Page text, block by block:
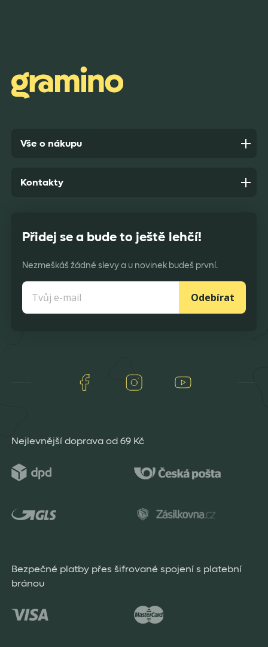
Anonym,před 10 dny
Vše o nákupu
Přidej se a bude to ještě lehčí!
Nezmeškáš žádné slevy a u novinek budeš první.
Odebírat
Facebook Instagram
Kontakty
Nejlevnější doprava od 69 Kč
Bezpečné platby přes šifrované spojení s platební
bránou